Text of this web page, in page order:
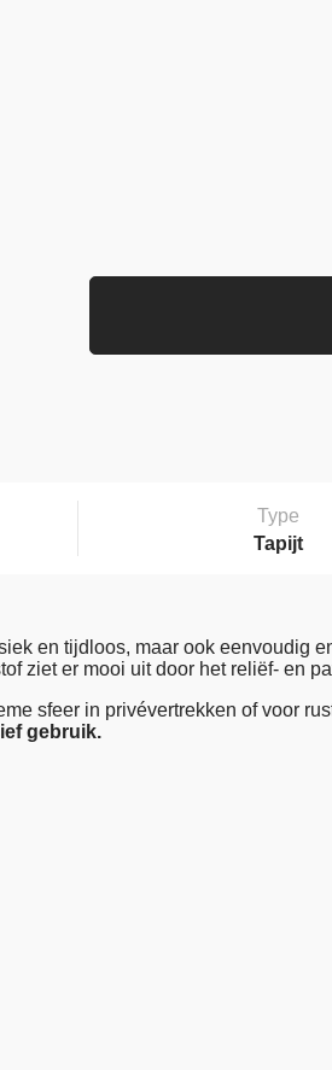
Type
Tapijt
en tijdloos, maar ook eenvoudig
ziet er mooi uit door het reliëf- en
sfeer in privévertrekken of voor
gebruik.